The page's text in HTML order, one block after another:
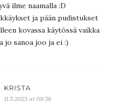
ilme naamalla :D
ja pään pudistukset
kovassa käytössä vaikka
jo sanoa joo ja ei :)
KRISTA
11.5.2023 at 09:56